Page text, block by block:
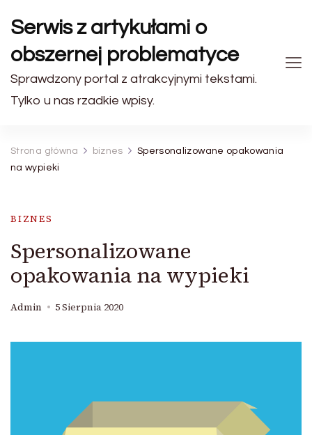
Serwis z artykułami o
obszernej problematyce
Sprawdzony portal z atrakcyjnymi tekstami.
Tylko u nas rzadkie wpisy.
Strona główna biznes
Spersonalizowane opakowania
na wypieki
BIZNES
Spersonalizowane
opakowania na wypieki
Admin 5 Sierpnia 2020